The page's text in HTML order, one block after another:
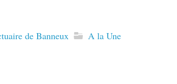
de Banneux A la Une